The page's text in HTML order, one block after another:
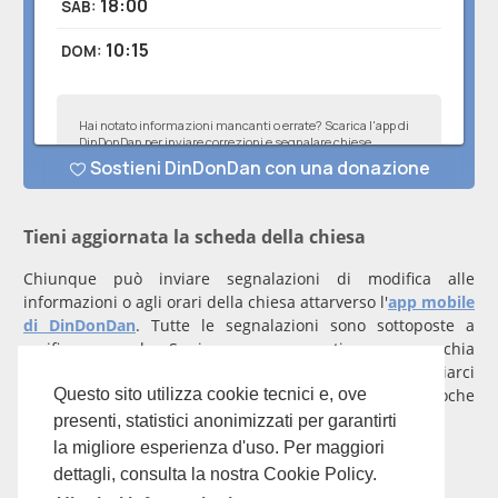
Questo sito utilizza cookie tecnici e, ove
presenti, statistici anonimizzati per garantirti
la migliore esperienza d'uso. Per maggiori
dettagli, consulta la nostra Cookie Policy.
Tieni aggiornata la scheda della chiesa
Chiunque può inviare segnalazioni di modifica alle
informazioni o agli orari della chiesa attarverso l'app mobile
di DinDonDan. Tutte le segnalazioni sono sottoposte a
verifica manuale. Se invece rappresenti una parrocchia
con un account verificato per inviarci
comunicazioni prioritarie che saranno gestite entro poche
Per qualunque domanda scrivi ainfo@dindondan.app